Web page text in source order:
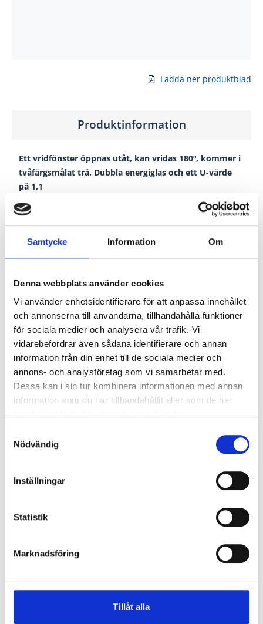
Samtycke Information Om
Denna webbplats använder cookies
Vi använder enhetsidentifierare för att anpassa innehållet
och annonserna till användarna, tillhandahålla funktioner
för sociala medier och analysera vår trafik. Vi
vidarebefordrar även sådana identifierare och annan
information från din enhet till de sociala medier och
annons- och analysföretag som vi samarbetar med.
Dessa kan i sin tur kombinera informationen med annan
information som du har tillhandahållit eller som de har
Nödvändig
Inställningar
Statistik
Marknadsföring
Tillåt alla
Ladda ner produktblad
Produktinformation
Ett vridfönster öppnas utåt, kan vridas 180º, kommer i
tvåfärgsmålat trä. Dubbla energiglas och ett U-värde
på 1,1
Stomme
Kulör
Invändigt: NCS-S 0502-Y (Vit)
Glans 25
Glas
3-glas dubbel energi + argon
U-Värde
1,1
G-Värde
53%
Glasningslist
Droppbleck av lackerad
Karmdjup
Handtag
Ljudvärde
smörj glidskena 2
Gummilist runt glaskasett